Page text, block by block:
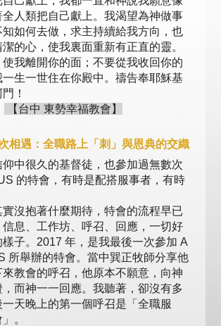
人類把自己獻上。我渴望為神做事
如何去做，求主持續給我方向，也
的心，使我裏面重新有正直的靈。
我離開你的面；不要從我收回你的
生一世住在你殿中。禱告奉耶穌基
！
【台中 東勢幸福教會】
相遇：全職路上「刺」與恩典的交織
中很久的基督徒，也參加過無數次
的特會，有時是配搭服事者，有時
沒抱著什麼期待，特會的流程早已
息、工作坊、呼召、回應，一切好
子。2017 年，是我最後一次參加 A
所舉辦的特會。當中巽正牧師分享他
教會的呼召，他原本不願意，向神
而神一一回應。我聽著，卻沒有多
天晚上的第一個呼召是「全職服
。